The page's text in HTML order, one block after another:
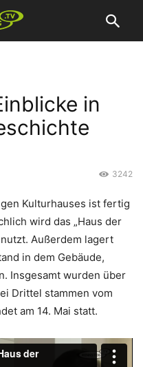
in
3242
Kulturhauses ist fertig
wird das „Haus der
Außerdem lagert
in dem Gebäude,
Insgesamt wurden über
Drittel stammen vom
am 14. Mai statt.